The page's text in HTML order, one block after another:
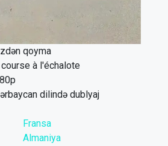
qoyma
course à l'échalote
dilində dublyaj
Fransa
Almaniya